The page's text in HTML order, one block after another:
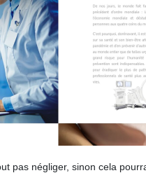
pas négliger, sinon cela